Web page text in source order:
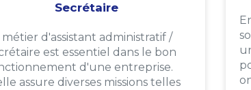
Secrétaire
métier d'assistant administratif /
est essentiel dans le bon
d'une entreprise.
assure diverses missions telles